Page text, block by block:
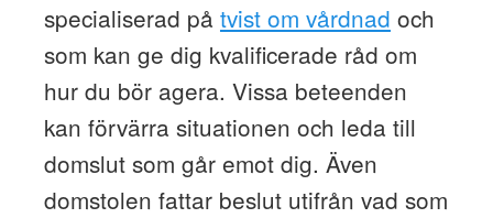
specialiserad på tvist om vårdnad och
som kan ge dig kvalificerade råd om
hur du bör agera. Vissa beteenden
kan förvärra situationen och leda till
domslut som går emot dig. Även
domstolen fattar beslut utifrån vad som